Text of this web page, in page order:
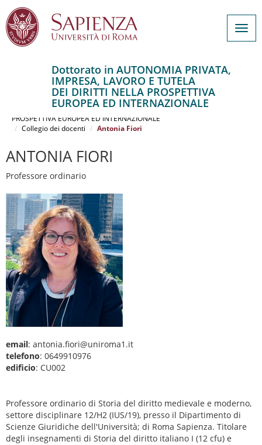
principale
Dottorato in AUTONOMIA PRIVATA,
IMPRESA, LAVORO E TUTELA
DEI DIRITTI NELLA PROSPETTIVA
EUROPEA ED INTERNAZIONALE
AUTONOMIA PRIVATA, IMPRESA, LAVORO E TUTELA DEI DIRITTI NELLA
PROSPETTIVA EUROPEA ED INTERNAZIONALE
Collegio dei docenti
Antonia Fiori
ANTONIA FIORI
Professore ordinario
email: antonia.fiori@uniroma1.it
telefono: 0649910976
edificio: CU002
Professore ordinario di Storia del diritto medievale e moderno,
settore disciplinare 12/H2 (IUS/19), presso il Dipartimento di
Scienze Giuridiche dell'Università; di Roma Sapienza. Titolare
degli insegnamenti di Storia del diritto italiano I (12 cfu) e